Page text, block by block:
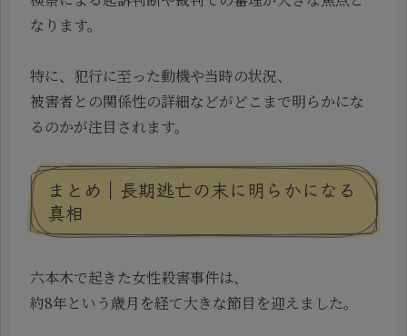
なります。
特に、犯行に至った動機や当時の状況、
被害者との関係性の詳細などがどこまで明らかにな
るのかが注目されます。
まとめ｜長期逃亡の末に明らかになる
真相
六本木で起きた女性殺害事件は、
約8年という歳月を経て大きな節目を迎えました。